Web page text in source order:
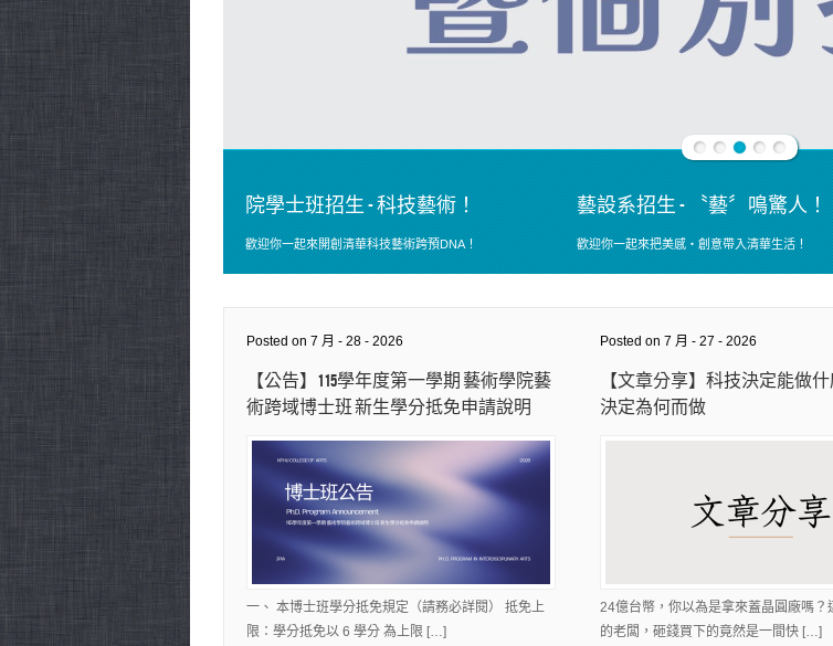
院學士班招生 - 科技藝術！
歡迎你一起來開創清華科技藝術跨預DNA！
藝設系招生 - 〝藝〞鳴驚人！
歡迎你一起來把美感‧創意帶入清華生活！
Posted on 7 月 - 28 - 2026
【公告】115學年度第一學期 藝術學院藝
術跨域博士班 新生學分抵免申請說明
一、 本博士班學分抵免規定（請務必詳閱） 抵免上
限：學分抵免以 6 學分 為上限 […]
Posted on 7 月 - 27 - 2026
【文章分享】科技決定能做
決定為何而做
24億台幣，你以為是拿來蓋晶圓廠嗎？
的老闆，砸錢買下的竟然是一間快 […]